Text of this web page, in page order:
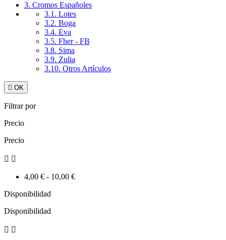
3. Cromos Españoles
3.1. Lotes
3.2. Boga
3.4. Eva
3.5. Fher - FB
3.8. Sima
3.9. Zulia
3.10. Otros Artículos
 OK
Filtrar por
Precio
Precio
 
4,00 € - 10,00 €
Disponibilidad
Disponibilidad
 